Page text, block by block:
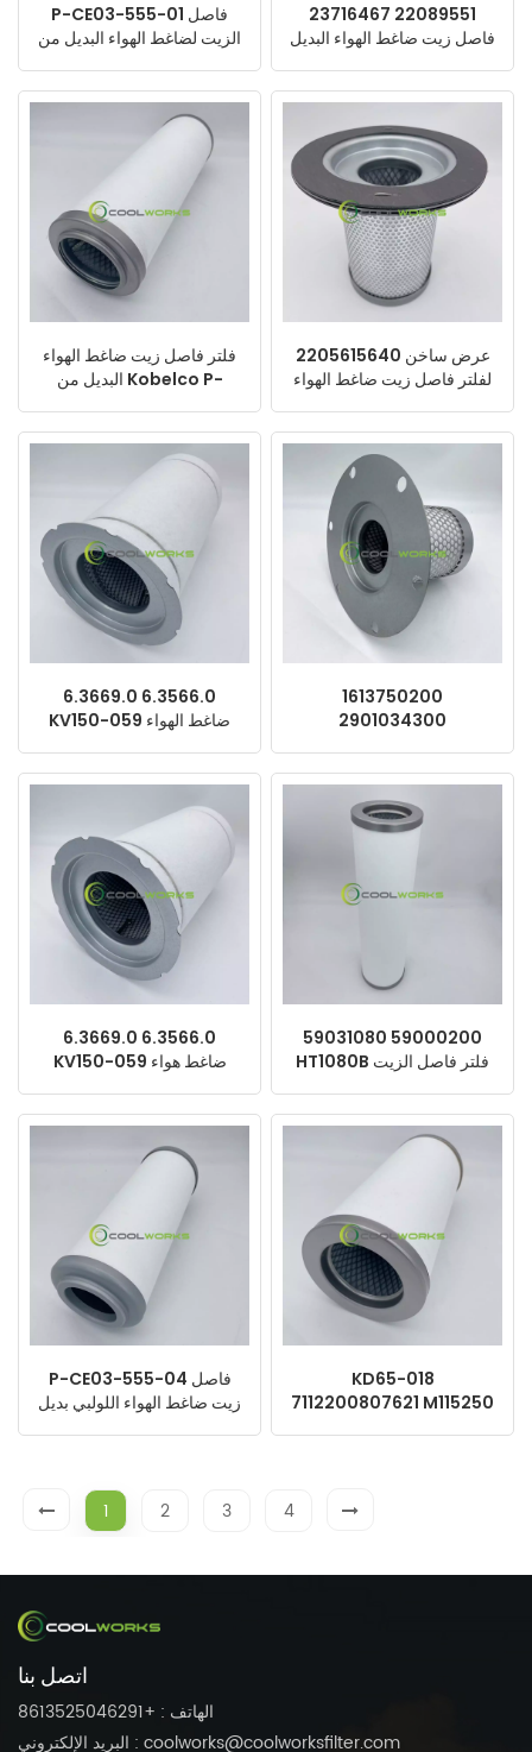
P-CE03-555-01 فاصل
الزيت لضاغط الهواء البديل من
23716467 22089551
فاصل زيت ضاغط الهواء البديل
Atlas Copco
فلتر فاصل زيت ضاغط الهواء
البديل من Kobelco P-
الأكثر مبيعًا
2205615640 عرض ساخن
لفلتر فاصل زيت ضاغط الهواء
6.3669.0 6.3566.0
KV150-059 ضاغط الهواء
فاصل الزيت
1613750200
2901034300
بديل لضاغط الهواء من أطلس
كوبكو
6.3669.0 6.3566.0
KV150-059 ضاغط هواء
Kaeser
59031080 59000200
HT1080B فلتر فاصل الزيت
من هيتاشي
P-CE03-555-04 فاصل
زيت ضاغط الهواء اللولبي بديل
KD65-018
7112200807621 M115250
1 2 3 4
اتصل بنا
الهاتف : +8613525046291
البريد الإلكتروني : coolworks@coolworksfilter.com